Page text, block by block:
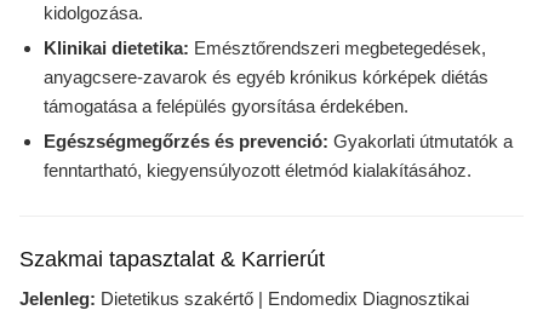
kidolgozása.
Klinikai dietetika: Emésztőrendszeri megbetegedések,
anyagcsere-zavarok és egyéb krónikus kórképek diétás
támogatása a felépülés gyorsítása érdekében.
Egészségmegőrzés és prevenció: Gyakorlati útmutatók a
fenntartható, kiegyensúlyozott életmód kialakításához.
Szakmai tapasztalat & Karrierút
Jelenleg: Dietetikus szakértő | Endomedix Diagnosztikai